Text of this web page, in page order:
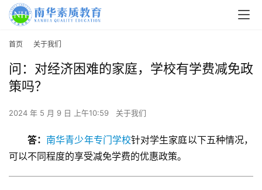
首页 关于我们
问：对经济困难的家庭，学校有学费减免政
策吗？
2024 年 5 月 9 日 上午10:59 关于我们
答： 南华青少年专门学校针对学生家庭以下五种情况，
可以不同程度的享受减免学费的优惠政策。